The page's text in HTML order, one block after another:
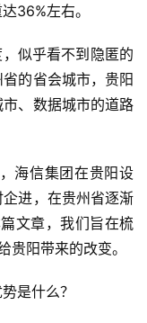
36%左右。
似乎看不到隐匿的
的省会城市，贵阳
、数据城市的道路
海信集团在贵阳设
进，在贵州省逐渐
文章，我们旨在梳
贵阳带来的改变。
是什么？